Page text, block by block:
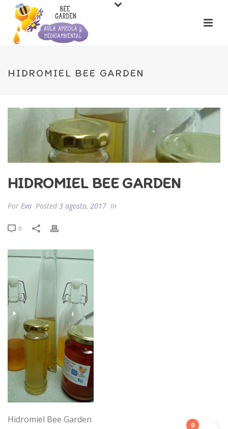
HIDROMIEL BEE GARDEN
HIDROMIEL BEE GARDEN
Por Eva Posted 3 agosto, 2017 In
0
Hidromiel Bee Garden
0